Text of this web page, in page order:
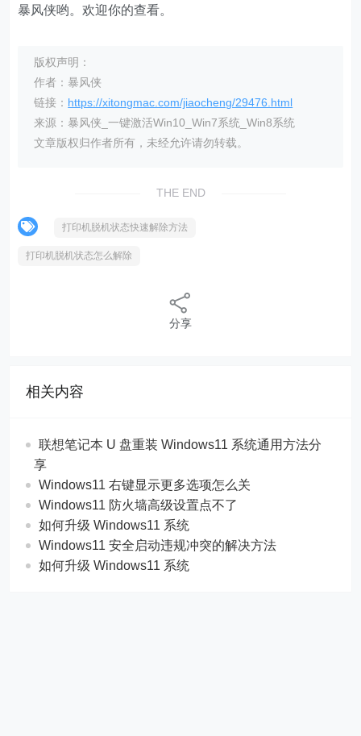
暴风侠哟。欢迎你的查看。
版权声明：
作者：暴风侠
链接： https://xitongmac.com/jiaocheng/29476.html
来源：暴风侠_一键激活Win10_Win7系统_Win8系统
文章版权归作者所有，未经允许请勿转载。
THE END
打印机脱机状态快速解除方法
打印机脱机状态怎么解除
分享
相关内容
联想笔记本 U 盘重装 Windows11 系统通用方法分
享
Windows11 右键显示更多选项怎么关
Windows11 防火墙高级设置点不了
如何升级 Windows11 系统
Windows11 安全启动违规冲突的解决方法
如何升级 Windows11 系统